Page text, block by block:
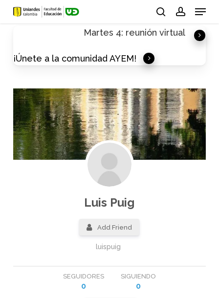
Skip
Menu
Martes 4: reunión virtual
¡Únete a la comunidad AYEM!
Luis Puig
Add Friend
luispuig
SEGUIDORES
0
SIGUIENDO
0